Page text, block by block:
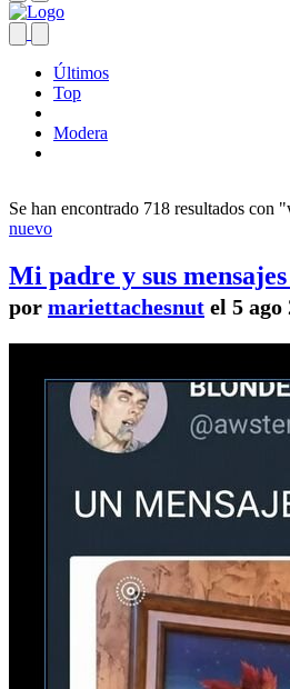
Últimos
Top
Modera
Se han encontrado 718 resultados con
nuevo
Mi padre y sus
por mariettachesnut el 5 ago